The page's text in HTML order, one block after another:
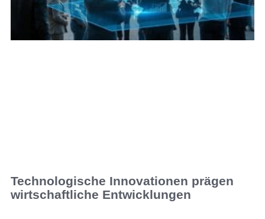
Technologische Innovationen prägen
wirtschaftliche Entwicklungen